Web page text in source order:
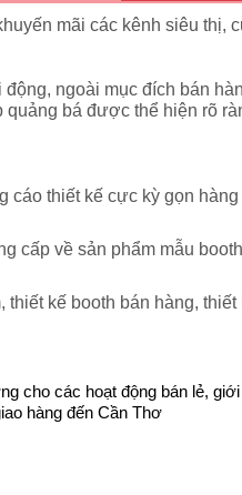
mãi các kênh siêu thị,
ngoài mục đích bán
bá được thể hiện rõ
thiết kế cực kỳ gọn
cấp về sản phẩm mẫu
kế booth bán hàng,
các hoạt động bán lẻ,
hàng đến Cần Thơ